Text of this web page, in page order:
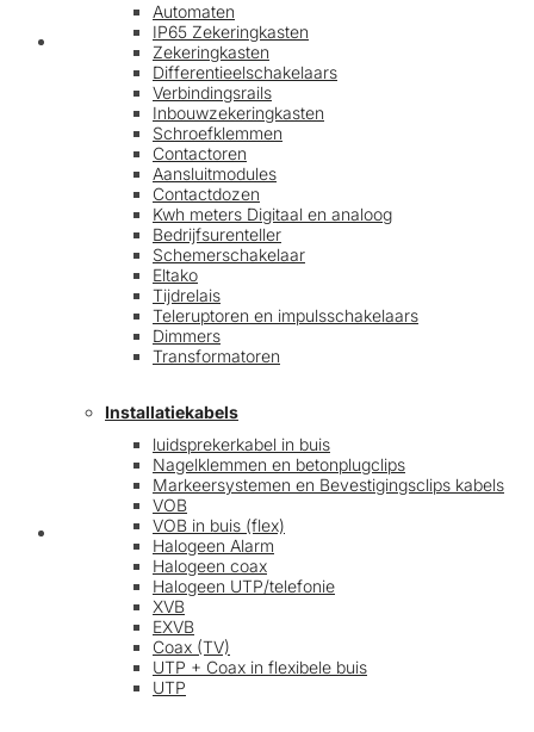
Mijn account
Automaten
IP65 Zekeringkasten
Zekeringkasten
Differentieelschakelaars
Verbindingsrails
Inbouwzekeringkasten
Schroefklemmen
Contactoren
Aansluitmodules
Contactdozen
Kwh meters Digitaal en analoog
Bedrijfsurenteller
Schemerschakelaar
Eltako
Tijdrelais
Teleruptoren en impulsschakelaars
Dimmers
Transformatoren
Installatiekabels
luidsprekerkabel in buis
Nagelklemmen en betonplugclips
Markeersystemen en Bevestigingsclips kabels
VOB
VOB in buis (flex)
Halogeen Alarm
Halogeen coax
Halogeen UTP/telefonie
XVB
EXVB
Coax (TV)
UTP + Coax in flexibele buis
UTP